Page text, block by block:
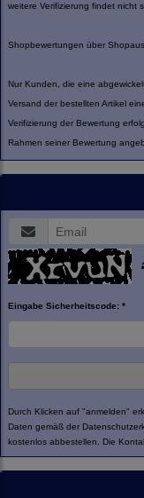
weitere Verifizierung findet nicht
Shopbewertungen über
Nur Kunden, die eine
Versand der bestellten Artikel
Verifizierung der Bewertung
Rahmen seiner Bewertung
Eingabe Sicherheitscode: *
Durch Klicken auf "anmelden"
Daten gemäß der
kostenlos abbestellen. Die